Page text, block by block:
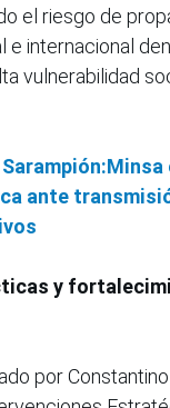
el riesgo de
e internacional
vulnerabilidad
ante
y
por